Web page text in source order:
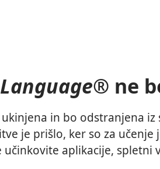
Language® ne
in bo odstranjena
je prišlo, ker so za učenje
aplikacije, spletni